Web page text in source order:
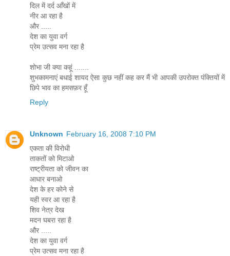
दिल में दर्द आँखों में
नीर आ रहा है
और .....
देश का युवा वर्ग
प्रेम उत्सव मना रहा है
शोभा जी क्या कहूं .......
शुभकामनाएं बधाई शायद ऐसा कुछ नहीं कह कर मैं भी आपकी उपरोक्त पंक्तियों में
छिपे भाव का हमसफ़र हूँ
Reply
Unknown February 16, 2008 7:10 PM
एकता की विरोधी
ताकतों को मिटाओ
राष्ट्रीयता को जीवन का
आधार बनाओ
देश के हर कोने से
यही स्वर आ रहा है
शिव नेत्र देख
मदन घबरा रहा है
और .....
देश का युवा वर्ग
प्रेम उत्सव मना रहा है